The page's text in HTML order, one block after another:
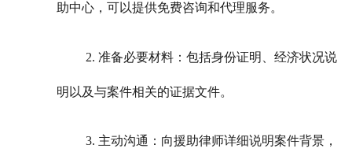
助中心，可以提供免费咨询和代理服务。
2. 准备必要材料：包括身份证明、经济状况说
明以及与案件相关的证据文件。
3. 主动沟通：向援助律师详细说明案件背景，